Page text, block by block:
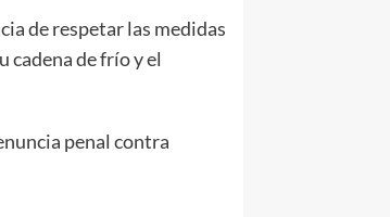
de respetar las medidas
cadena de frío y el
penal contra